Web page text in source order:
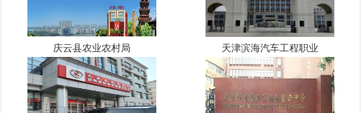
庆云县农业农村局 天津滨海汽车工程职业